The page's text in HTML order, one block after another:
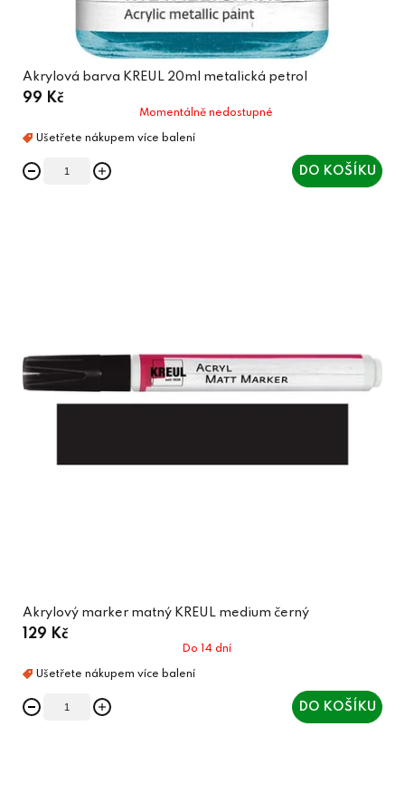
Akrylová barva KREUL 20ml metalická petrol
99 Kč
Momentálně nedostupné
DO KOŠÍKU
Akrylový marker matný KREUL medium černý
129 Kč
Do 14 dní
DO KOŠÍKU